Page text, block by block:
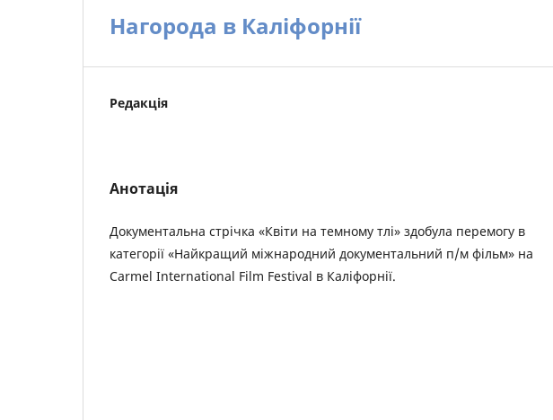
Нагорода в Каліфорнії
Редакція
Анотація
Документальна стрічка «Квіти на темному тлі» здобула перемогу в
категорії «Найкращий міжнародний документальний п/м фільм» на
Carmel International Film Festival в Каліфорнії.